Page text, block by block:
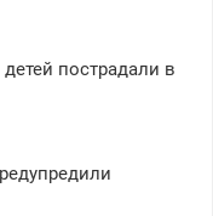
пострадали в